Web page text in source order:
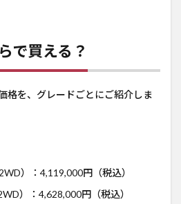
で買える？
格を、グレードごとにご紹介しま
）：4,119,000円（税込）
）：4,628,000円（税込）